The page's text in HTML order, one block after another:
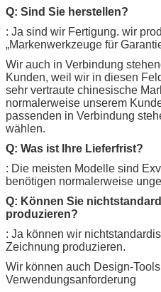
Q: Sind Sie herstellen?
: Ja sind wir Fertigung. wir
„Markenwerkzeuge für
Wir auch in Verbindung
Kunden, weil wir in diesen
sehr vertraute chinesische
normalerweise unserem
passenden in Verbindung
wählen.
Q: Was ist Ihre Lieferfrist?
: Die meisten Modelle sind
benötigen normalerweise
Q: Können Sie
produzieren?
: Ja können wir
Zeichnung produzieren.
Wir können auch Design-
Verwendungsanforderung